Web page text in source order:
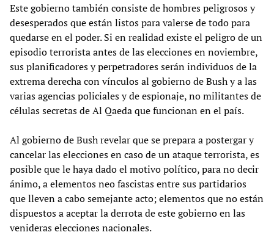
Este gobierno también consiste de hombres peligrosos y
desesperados que están listos para valerse de todo para
quedarse en el poder. Si en realidad existe el peligro de un
episodio terrorista antes de las elecciones en noviembre,
sus planificadores y perpetradores serán individuos de la
extrema derecha con vínculos al gobierno de Bush y a las
varias agencias policiales y de espionaje, no militantes de
células secretas de Al Qaeda que funcionan en el país.
Al gobierno de Bush revelar que se prepara a postergar y
cancelar las elecciones en caso de un ataque terrorista, es
posible que le haya dado el motivo político, para no decir
ánimo, a elementos neo fascistas entre sus partidarios
que lleven a cabo semejante acto; elementos que no están
dispuestos a aceptar la derrota de este gobierno en las
venideras elecciones nacionales.